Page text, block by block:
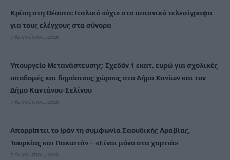
Κρίση στη Θέουτα: Ιταλικό «όχι» στο ισπανικό τελεσίγραφο
για τους ελέγχους στα σύνορα
7 Αυγούστου, 2026
Υπουργείο Μετανάστευσης: Σχεδόν 1 εκατ. ευρώ για σχολικές
υποδομές και δημόσιους χώρους στο Δήμο Χανίων και τον
Δήμο Καντάνου-Σελίνου
7 Αυγούστου, 2026
Απορρίπτει το Ιράν τη συμφωνία Σαουδικής Αραβίας,
Τουρκίας και Πακιστάν – «Είναι μόνο στα χαρτιά»
7 Αυγούστου, 2026